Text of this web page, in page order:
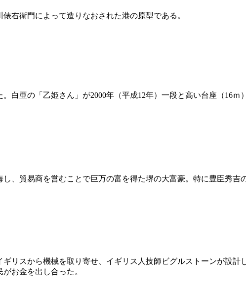
右衛門によって造りなおされた港の原型である。
白亜の「乙姫さん」が2000年（平成12年）一段と高い台座（16ｍ
、貿易商を営むことで巨万の富を得た堺の大富豪。特に豊臣秀吉
リスから機械を取り寄せ、イギリス人技師ビグルストーンが設計
お金を出し合った。